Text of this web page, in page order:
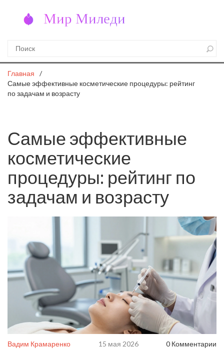
Главная
Самые эффективные косметические процедуры: рейтинг
по задачам и возрасту
Самые эффективные
косметические
процедуры: рейтинг по
задачам и возрасту
Вадим Крамаренко 15 мая 2026 0 Комментарии